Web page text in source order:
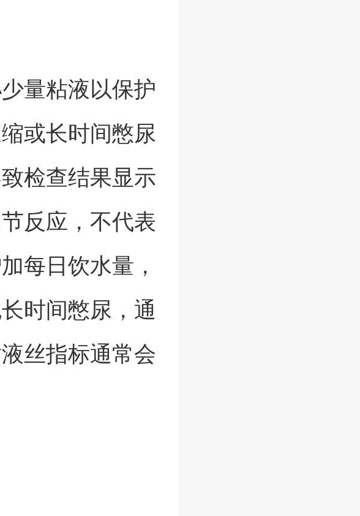
量粘液以保护
或长时间憋尿
检查结果显示
反应，不代表
每日饮水量，
时间憋尿，通
丝指标通常会